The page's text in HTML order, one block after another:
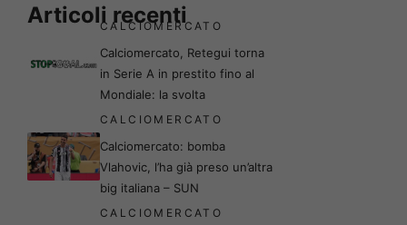
Articoli recenti
CALCIOMERCATO
Calciomercato, Retegui torna
in Serie A in prestito fino al
Mondiale: la svolta
CALCIOMERCATO
Calciomercato: bomba
Vlahovic, l’ha già preso un’altra
big italiana – SUN
CALCIOMERCATO